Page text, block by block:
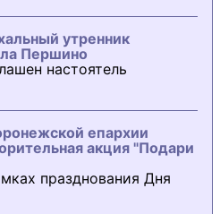
утренник
Першино
настоятель
епархии
акция "Подари
празднования Дня